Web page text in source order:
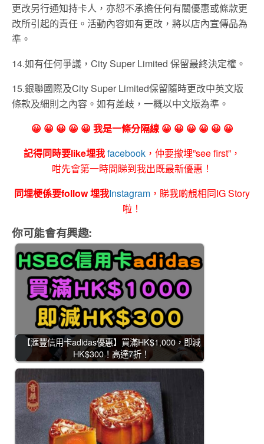
更改另行通知持卡人，亦恕不承擔任何有關優惠或條款更
改所引起的責任。活動內容如有更改，將以店內宣傳品為
準。
14.如有任何爭議，City Super Limited 保留最終決定權。
15.銀聯國際及City Super Limited保留隨時更改中英文版
條款及細則之內容。如有差歧，一概以中文版為準。
😀 😀 😀 😀 😀 我是一條分隔線 😀 😀 😀 😀 😀 😀
記得同時要like埋我facebook ，仲要撳埋”see first”，
咁先會第一時間睇到我出既最新優惠！
同埋梗係要follow 埋我Instagram ，睇我啲靚相同IG Story
啦！
你可能會有興趣:
【滙豐信用卡adidas優惠】買滿HK$1,000，即減
HK$300！高達7折！